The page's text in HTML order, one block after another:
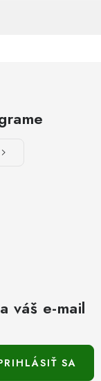
váš e-mail
SA